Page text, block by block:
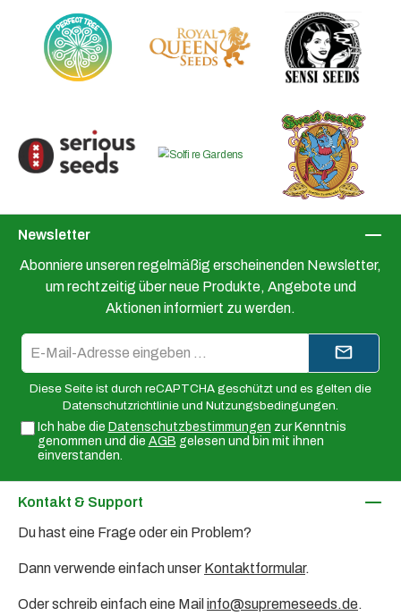
Newsletter
Abonniere unseren regelmäßig erscheinenden Newsletter,
um rechtzeitig über neue Produkte, Angebote und
Aktionen informiert zu werden.
Mail-
Adresse*
Diese Seite ist durch reCAPTCHA geschützt und es gelten die
Datenschutzrichtlinie und Nutzungsbedingungen.
Ich habe die Datenschutzbestimmungen zur Kenntnis
genommen und die AGB gelesen und bin mit ihnen
einverstanden.
Kontakt & Support
Du hast eine Frage oder ein Problem?
Dann verwende einfach unser Kontaktformular.
Oder schreib einfach eine Mail info@supremeseeds.de.